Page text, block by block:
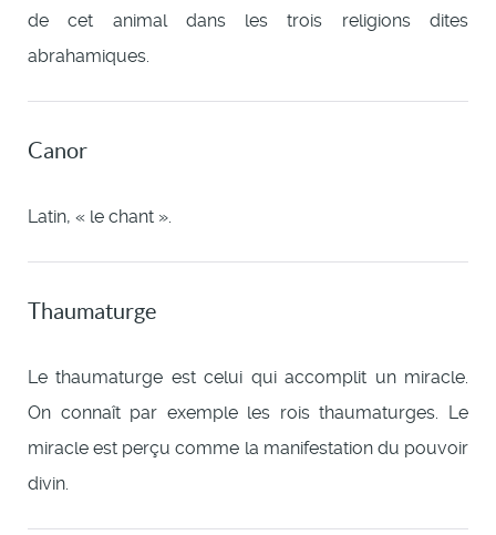
de cet animal dans les trois religions dites
abrahamiques.
Canor
Latin, « le chant ».
Thaumaturge
Le thaumaturge est celui qui accomplit un miracle.
On connaît par exemple les rois thaumaturges. Le
miracle est perçu comme la manifestation du pouvoir
divin.